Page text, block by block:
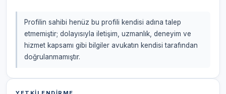
Profilin sahibi henüz bu profili kendisi adına talep
etmemiştir; dolayısıyla iletişim, uzmanlık, deneyim ve
hizmet kapsamı gibi bilgiler avukatın kendisi tarafından
doğrulanmamıştır.